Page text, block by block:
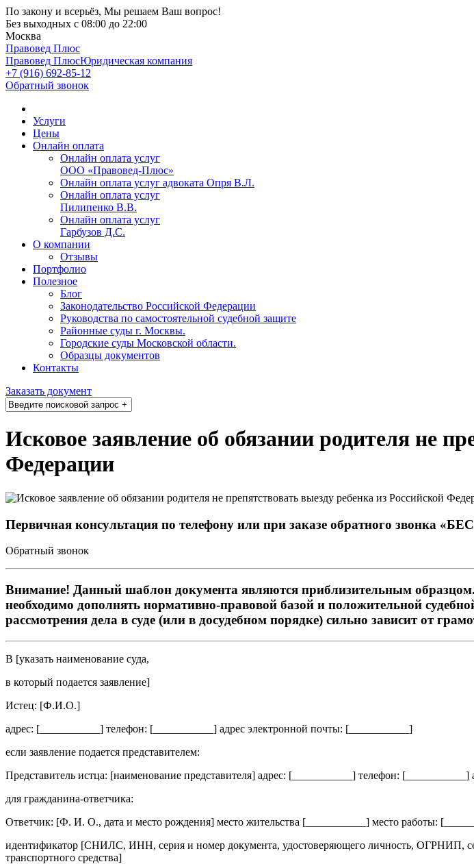
По закону и всерьёз, Мы решаем Ваш вопрос!
Без выходных с 08:00 до 22:00
Москва
Правовед Плюс
Правовед ПлюсЮридическая компания
+7 (916) 692-85-12
Обратный звонок
Услуги
Цены
Онлайн оплата
Онлайн оплата услуг
ООО «Правовед-Плюс»
Онлайн оплата услуг адвоката Опря В.Л.
Онлайн оплата услуг
Пилипенко В.В.
Онлайн оплата услуг
Гарбузов Д.С.
О компании
Отзывы
Портфолио
Полезное
Блог
Законодательство Российской Федерации
Руководства по самостоятельной судебной защите
Районные суды г. Москвы.
Городские суды Московской области.
Образцы документов
Контакты
Заказать документ
Исковое заявление об обязании родителя не
Федерации
Первичная консультация по телефону или при заказе обратного звонка
Обратный звонок
Внимание! Данный шаблон документа являются приблизительным
необходимо дополнять нормативно-правовой базой и положительной
рассмотрения дела в суде (или в досудебном порядке) сильно зависит от
В [указать наименование суда,
в который подается заявление]
Истец: [Ф.И.О.]
адрес: [
] телефон: [ ] адрес электронной почты: [
]
если заявление подается представителем:
Представитель истца: [наименование представителя] адрес: [ ] телефон: [ ]
для гражданина-ответчика:
Ответчик: [Ф. И. О., дата и место рождения] место жительства [ ] место работы: [
идентификатор [СНИЛС, ИНН, серия и номер документа, удостоверяющего личность, ОГРНИП,
транспортного средства]